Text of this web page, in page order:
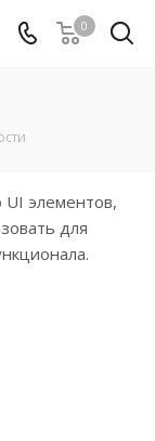
0
элементов,
для